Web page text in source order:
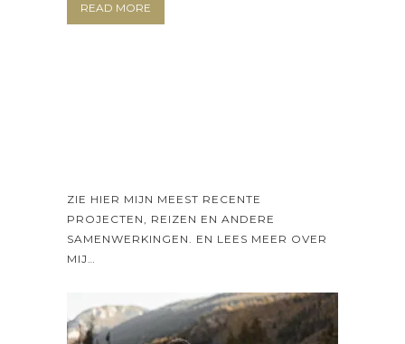
READ MORE
ZIE HIER MIJN MEEST RECENTE
PROJECTEN, REIZEN EN ANDERE
SAMENWERKINGEN. EN LEES MEER OVER
MIJ…